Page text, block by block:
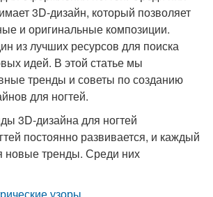
3D-дизайн, который позволяет
и оригинальные композиции.
из лучших ресурсов для поиска
идей. В этой статье мы
тренды и советы по созданию
для ногтей.
3D-дизайна для ногтей
постоянно развивается, и каждый
новые тренды. Среди них